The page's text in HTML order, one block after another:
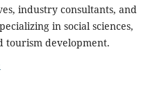
industry consultants, and
in social sciences,
tourism development.